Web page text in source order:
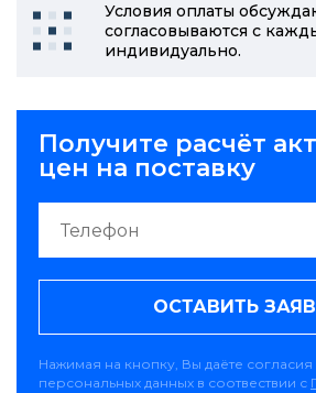
Условия оплаты
согласовываются с
индивидуально.
Получите расчёт
цен на поставку
ОСТАВИТЬ
Нажимая на кнопку, Вы даёте
персональных данных в соотвествии с